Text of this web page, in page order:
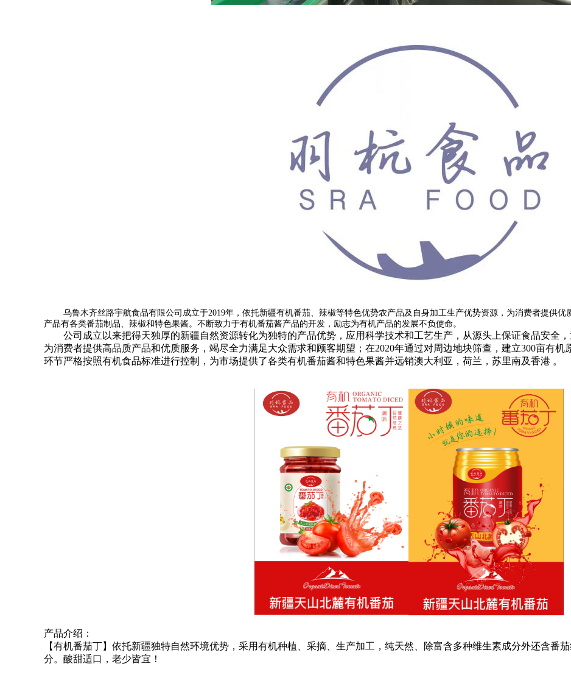
乌鲁木齐丝路宇航食品有限公司 成立于2019年， 依托新疆有机番茄、辣椒等特色优势农产品及自身加工生产优势资源，为消费者提供
产品有各类番茄制品、辣椒和特色果酱。 不断致力于有机番茄酱产品的开发，励志为有机产品的发展不负使命。
公司成立以来把得天独厚的新疆自然资源转化为独特的产品优势，应用科学技术和工艺生产，从源头上保证食品安全
为消费者提供高品质产品和优质服务，竭尽全力满足大众需求和顾客期望；在2020年通过对周边地块筛查，建立300亩有
环节严格按照有机食品标准进行控制，为市场提供了各类有机番茄酱和特色果酱并远销澳大利亚，荷兰，苏里南及香港 。
产品介绍：
【有机番茄丁】 依托新疆独特自然环境优势，采用有机种植、采摘、生产加工，纯天然、除富含多种维生素成分外还含番
分。酸甜适口，老少皆宜 ！